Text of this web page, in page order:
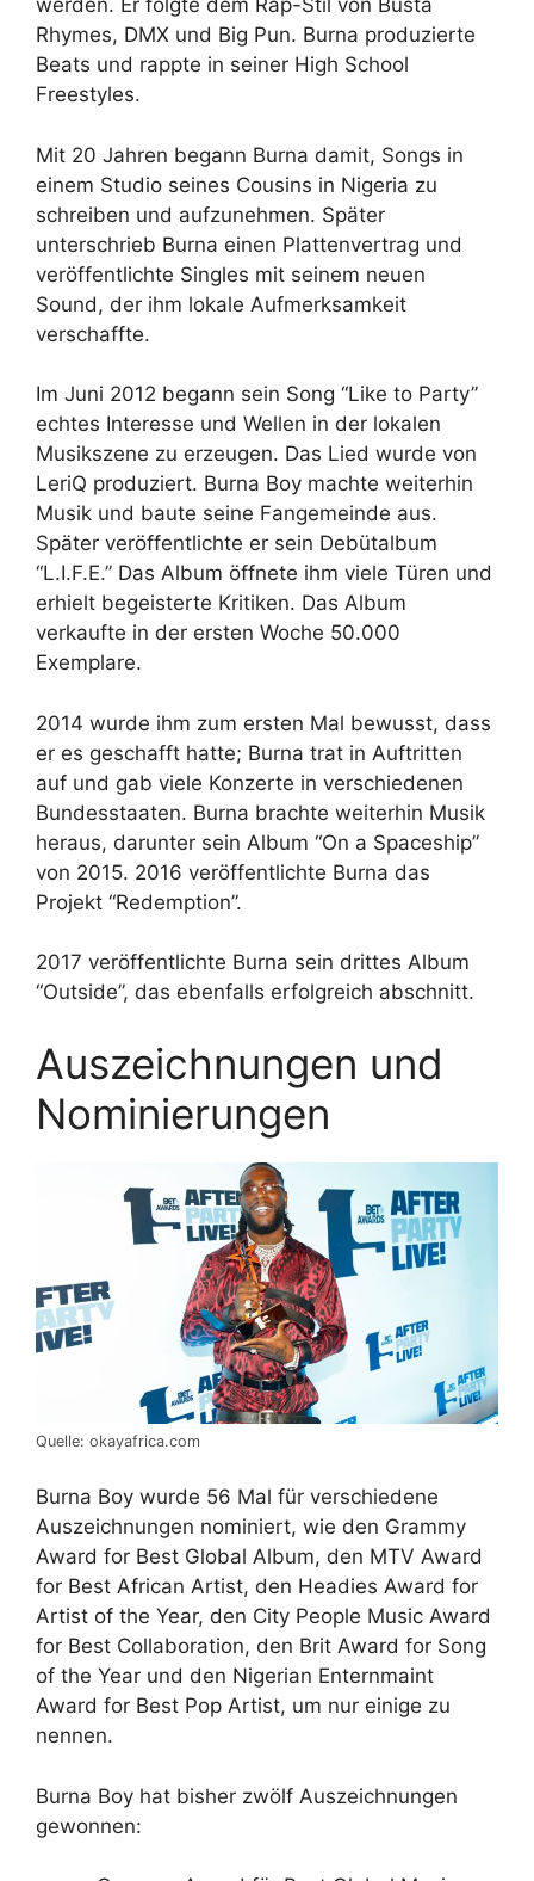
werden. Er folgte dem Rap-Stil von Busta
Rhymes, DMX und Big Pun. Burna produzierte
Beats und rappte in seiner High School
Freestyles.
Mit 20 Jahren begann Burna damit, Songs in
einem Studio seines Cousins in Nigeria zu
schreiben und aufzunehmen. Später
unterschrieb Burna einen Plattenvertrag und
veröffentlichte Singles mit seinem neuen
Sound, der ihm lokale Aufmerksamkeit
verschaffte.
Im Juni 2012 begann sein Song “Like to Party”
echtes Interesse und Wellen in der lokalen
Musikszene zu erzeugen. Das Lied wurde von
LeriQ produziert. Burna Boy machte weiterhin
Musik und baute seine Fangemeinde aus.
Später veröffentlichte er sein Debütalbum
“L.I.F.E.” Das Album öffnete ihm viele Türen und
erhielt begeisterte Kritiken. Das Album
verkaufte in der ersten Woche 50.000
Exemplare.
2014 wurde ihm zum ersten Mal bewusst, dass
er es geschafft hatte; Burna trat in Auftritten
auf und gab viele Konzerte in verschiedenen
Bundesstaaten. Burna brachte weiterhin Musik
heraus, darunter sein Album “On a Spaceship”
von 2015. 2016 veröffentlichte Burna das
Projekt “Redemption”.
2017 veröffentlichte Burna sein drittes Album
“Outside”, das ebenfalls erfolgreich abschnitt.
Auszeichnungen und
Nominierungen
Quelle: okayafrica.com
Burna Boy wurde 56 Mal für verschiedene
Auszeichnungen nominiert, wie den Grammy
Award for Best Global Album, den MTV Award
for Best African Artist, den Headies Award for
Artist of the Year, den City People Music Award
for Best Collaboration, den Brit Award for Song
of the Year und den Nigerian Enternmaint
Award for Best Pop Artist, um nur einige zu
nennen.
Burna Boy hat bisher zwölf Auszeichnungen
gewonnen: